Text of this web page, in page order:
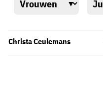
Christa Ceulemans